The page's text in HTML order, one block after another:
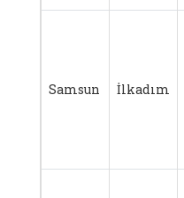
Samsun İlkadım